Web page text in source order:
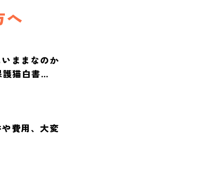
へ
ままなのか
護猫白書
費用、大変